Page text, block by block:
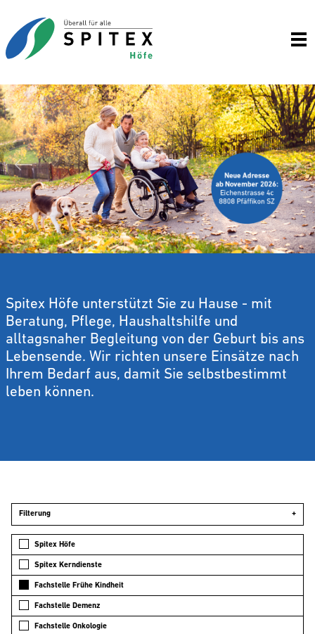
Zurück
Spitex Höfe unterstützt Sie zu Hause - mit
Beratung, Pflege, Haushaltshilfe und
alltagsnaher Begleitung von der Geburt bis ans
Lebensende. Wir richten unsere Einsätze nach
Ihrem Bedarf aus, damit Sie selbstbestimmt
leben können.
Filterung +
Spitex Höfe
Spitex Kerndienste
Fachstelle Frühe Kindheit
Fachstelle Demenz
Fachstelle Onkologie